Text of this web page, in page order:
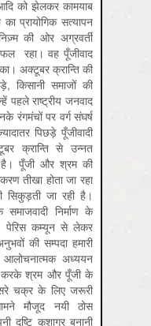
को झेलकर कामयाब
प्रायोगिक सत्यापन
की ओर अग्रवर्ती
रहा। वह पूँजीवाद
अक्टूबर क्रान्ति की
किसानी समाजों की
पहले राष्ट्रीय जनवाद
रंगमंचों पर वर्ग संघर्ष
पिछड़े पूँजीवादी
क्रान्ति से उन्नत
है। पूँजी और श्रम की
तीखा होता जा रहा
सिकुड़ती जा रही है।
निर्माण के
पेरिस कम्यून से लेकर
की सम्पदा हमारी
अध्ययन
श्रम और पूँजी के
चक्र के लिए जरूरी
मौजूद नयी ठोस
दृष्टि कुशाग्र बनानी